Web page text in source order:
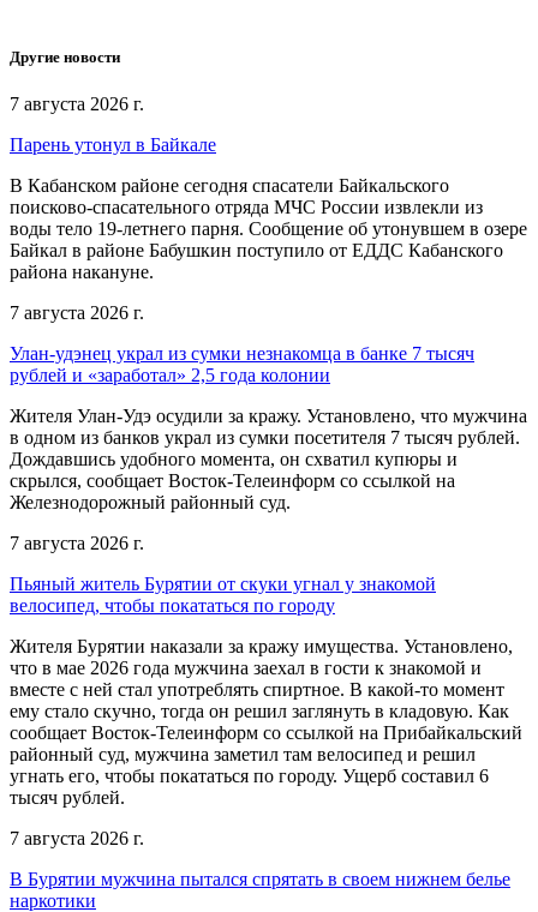
Другие новости
7 августа 2026 г.
Парень утонул в Байкале
В Кабанском районе сегодня спасатели Байкальского
поисково-спасательного отряда МЧС России извлекли из
воды тело 19-летнего парня. Сообщение об утонувшем в озере
Байкал в районе Бабушкин поступило от ЕДДС Кабанского
района накануне.
7 августа 2026 г.
Улан-удэнец украл из сумки незнакомца в банке 7 тысяч
рублей и «заработал» 2,5 года колонии
Жителя Улан-Удэ осудили за кражу. Установлено, что мужчина
в одном из банков украл из сумки посетителя 7 тысяч рублей.
Дождавшись удобного момента, он схватил купюры и
скрылся, сообщает Восток-Телеинформ со ссылкой на
Железнодорожный районный суд.
7 августа 2026 г.
Пьяный житель Бурятии от скуки угнал у знакомой
велосипед, чтобы покататься по городу
Жителя Бурятии наказали за кражу имущества. Установлено,
что в мае 2026 года мужчина заехал в гости к знакомой и
вместе с ней стал употреблять спиртное. В какой-то момент
ему стало скучно, тогда он решил заглянуть в кладовую. Как
сообщает Восток-Телеинформ со ссылкой на Прибайкальский
районный суд, мужчина заметил там велосипед и решил
угнать его, чтобы покататься по городу. Ущерб составил 6
тысяч рублей.
7 августа 2026 г.
В Бурятии мужчина пытался спрятать в своем нижнем белье
наркотики